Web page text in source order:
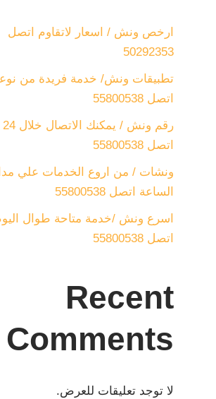
ارخص ونش / اسعار لاتقاوم اتصل
50292353
تطبيقات ونش/ خدمة فريدة من
اتصل 55800538
اتصل 55800538
ونشات / من اروع الخدمات علي
الساعة اتصل 55800538
اسرع ونش /خدمة متاحة طوال
اتصل 55800538
Recent
Comments
لا توجد تعليقات للعرض.